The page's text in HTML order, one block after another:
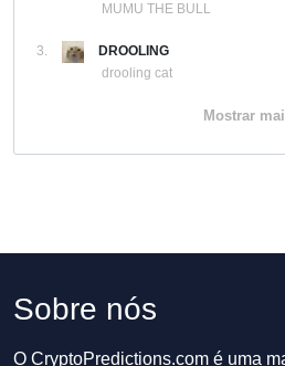
MUMU THE BULL
3.
DROOLING
drooling cat
Mostrar
Sobre nós
O CryptoPredictions.com é uma